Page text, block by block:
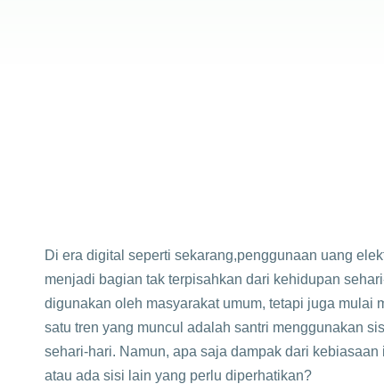
Di era digital seperti sekarang,penggunaan uang
menjadi bagian tak terpisahkan dari kehidupan
digunakan oleh masyarakat umum, tetapi juga mulai
satu tren yang muncul adalah santri menggunakan
sehari-hari. Namun, apa saja dampak dari
atau ada sisi lain yang perlu diperhatikan?